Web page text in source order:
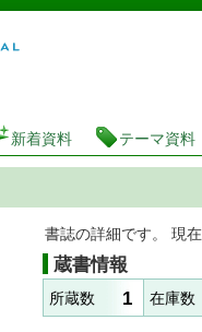
図書館 蔵書
新着資料 テーマ資料
書誌の詳細です。 現
蔵書情報
所蔵数 1 在庫数